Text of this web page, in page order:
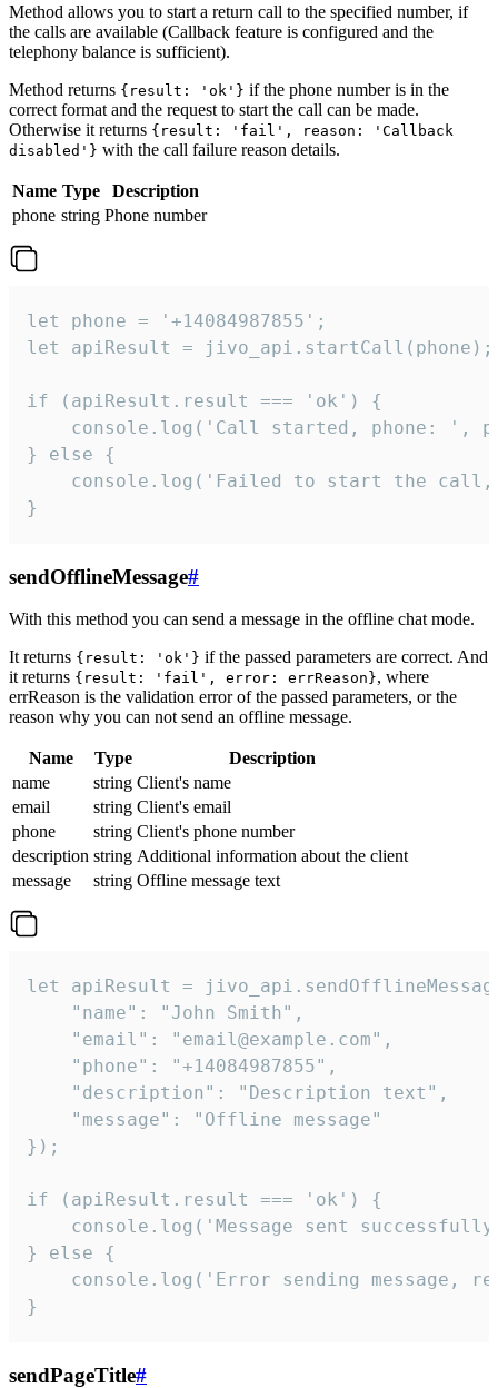
Method allows you to start a return call to the specified number, if
the calls are available (Callback feature is configured and the
telephony balance is sufficient).
Method returns {result: 'ok'} if the phone number is in the
correct format and the request to start the call can be made.
Otherwise it returns {result: 'fail', reason: 'Callback
disabled'} with the call failure reason details.
Name Type
Description
phone string Phone number
let phone = '+14084987855';
let apiResult = jivo_api.startCall(phone);
if (apiResult.result === 'ok') {
console.log('Call started, phone: ',
} else {
console.log('Failed to start the
}
sendOfflineMessage#
With this method you can send a message in the offline chat mode.
It returns {result: 'ok'} if the passed parameters are correct. And
it returns {result: 'fail', error: errReason}, where
errReason is the validation error of the passed parameters, or the
reason why you can not send an offline message.
Name Type
Description
name
string Client's name
email
string Client's email
phone
string Client's phone number
description string Additional information about the client
message
string Offline message text
let apiResult =
    "name": "John Smith",
    "email": "email@example.com",
    "phone": "+14084987855",
    "description": "Description text",
    "message": "Offline message"
});
if (apiResult.result === 'ok') {
console.log('Message sent
} else {
console.log('Error sending message,
}
sendPageTitle#